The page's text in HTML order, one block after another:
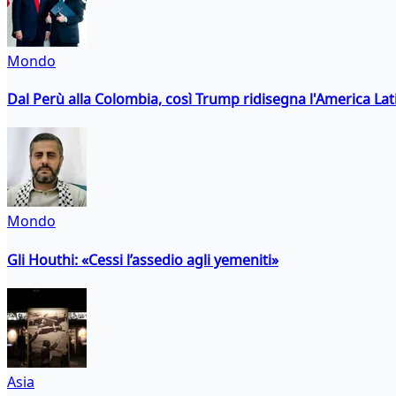
Mondo
Dal Perù alla Colombia, così Trump ridisegna l'America
Mondo
Gli Houthi: «Cessi l’assedio agli yemeniti»
Asia